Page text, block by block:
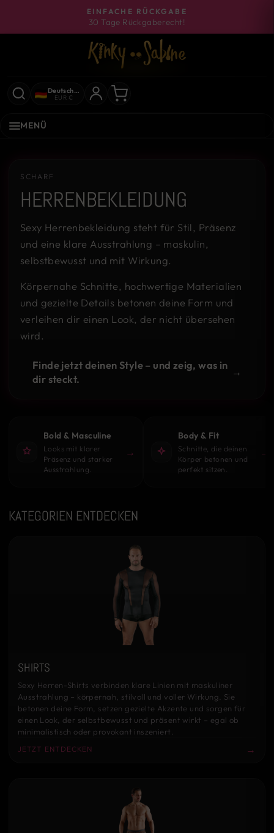
Inhalt
Pause
Diashow
EINFACHE RÜCKGABE
30 Tage Rückgaberecht!
Deutschland
EUR €
MENÜ
SCHARF
HERRENBEKLEIDUNG
Sexy Herrenbekleidung steht für Stil, Präsenz
und eine klare Ausstrahlung – maskulin,
selbstbewusst und mit Wirkung.
Körpernahe Schnitte, hochwertige Materialien
und gezielte Details betonen deine Form und
verleihen dir einen Look, der nicht übersehen
wird.
Finde jetzt deinen Style – und zeig, was in
dir steckt.
→
Bold & Masculine
Looks mit klarer
Präsenz und starker
Ausstrahlung.
→
Body & Fit
Schnitte, die deinen
Körper betonen und
perfekt sitzen.
→
KATEGORIEN ENTDECKEN
SHIRTS
Sexy Herren-Shirts verbinden klare Linien mit maskuliner
Ausstrahlung – körpernah, stilvoll und voller Wirkung. Sie
betonen deine Form, setzen gezielte Akzente und sorgen für
einen Look, der selbstbewusst und präsent wirkt – egal ob
minimalistisch oder provokant inszeniert.
JETZT ENTDECKEN →